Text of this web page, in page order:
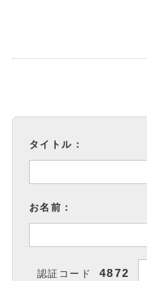
タイトル：
お名前：
認証コード 4872